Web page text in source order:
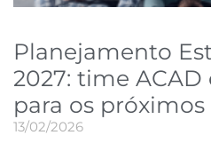
Planejamento
2027: time ACAD
para os
13/02/2026